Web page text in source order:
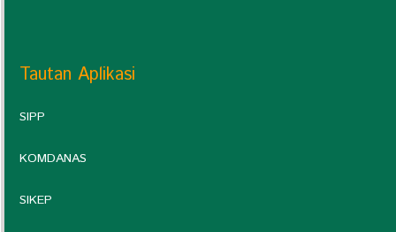
Tautan Aplikasi
SIPP
KOMDANAS
SIKEP